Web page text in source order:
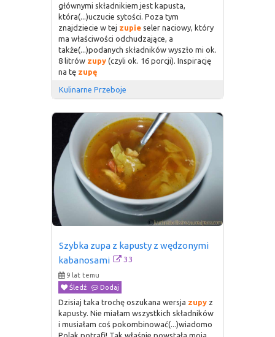
głównymi składnikiem jest kapusta,
która(...)uczucie sytości. Poza tym
znajdziecie w tej zupie seler naciowy, który
ma właściwości odchudzające, a
także(...)podanych składników wyszło mi ok.
8 litrów zupy (czyli ok. 16 porcji). Inspirację
na tę zupę
Kulinarne Przeboje
Szybka zupa z kapusty z wędzonymi
kabanosami
33
9 lat temu
Śledź
Dodaj
Dzisiaj taka trochę oszukana wersja zupy z
kapusty. Nie miałam wszystkich składników
i musiałam coś pokombinować(...)wiadomo
Polak potrafi! Tak właśnie powstała moja